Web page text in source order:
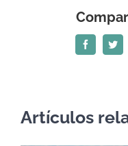
Facebook
Artículos